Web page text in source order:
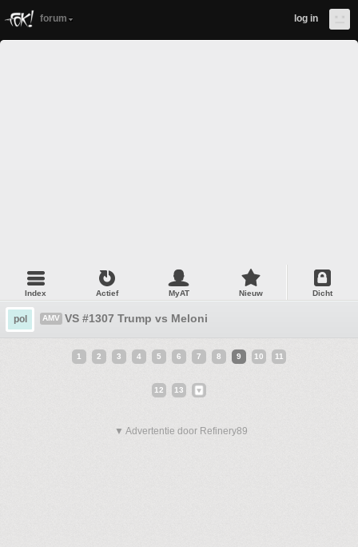
forum log in
Index Actief MyAT Nieuw Dicht
pol AMV VS #1307 Trump vs Meloni
1 2 3 4 5 6 7 8 9 10 11
12 13
▼ Advertentie door Refinery89